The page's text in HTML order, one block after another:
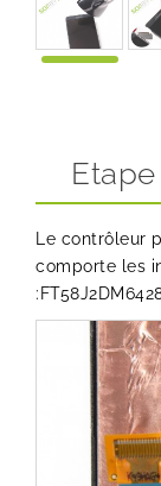
Etape
Le contrôleur
comporte les